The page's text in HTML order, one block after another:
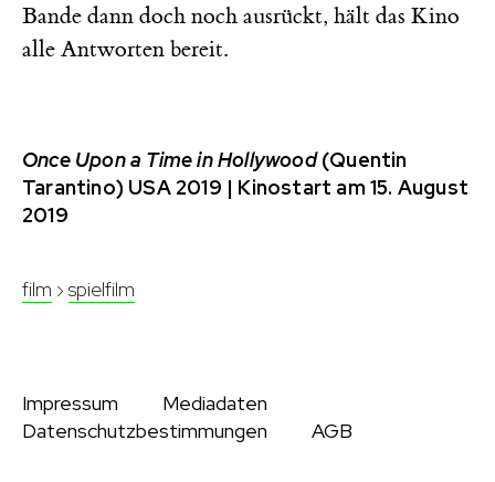
Bande dann doch noch ausrückt, hält das Kino
alle Antworten bereit.
Once Upon a Time in Hollywood(Quentin
Tarantino) USA 2019 | Kinostart am 15. August
2019
film › spielfilm
Impressum
Mediadaten
Datenschutzbestimmungen
AGB